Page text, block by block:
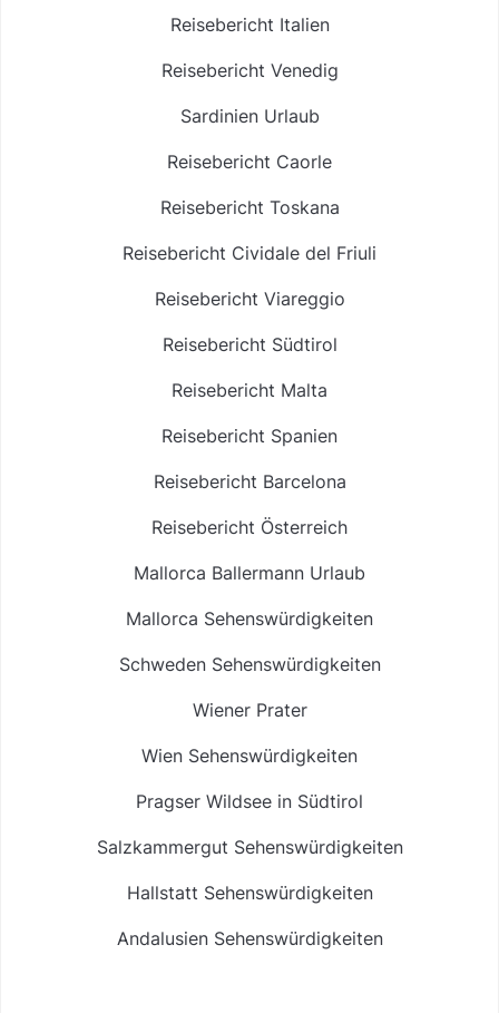
Reisebericht Italien
Reisebericht Venedig
Sardinien Urlaub
Reisebericht Caorle
Reisebericht Toskana
Reisebericht Cividale del Friuli
Reisebericht Viareggio
Reisebericht Südtirol
Reisebericht Malta
Reisebericht Spanien
Reisebericht Barcelona
Reisebericht Österreich
Mallorca Ballermann Urlaub
Mallorca Sehenswürdigkeiten
Schweden Sehenswürdigkeiten
Wiener Prater
Wien Sehenswürdigkeiten
Pragser Wildsee in Südtirol
Salzkammergut Sehenswürdigkeiten
Hallstatt Sehenswürdigkeiten
Andalusien Sehenswürdigkeiten